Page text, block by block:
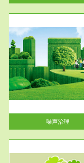
噪声治理
服务范围
废气处理工程